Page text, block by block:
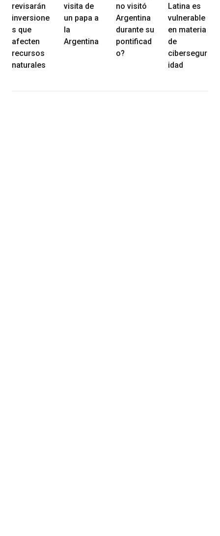
revisarán
inversione
s que
afecten
recursos
naturales
visita de
un papa a
la
Argentina
no visitó
Argentina
durante su
pontificad
o?
Latina es
vulnerable
en materia
de
cibersegur
idad